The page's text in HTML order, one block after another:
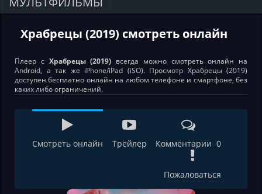
Храбрецы (2019) смотреть онлайн
Плеер с Храбрецы (2019) всегда можно смотреть онлайн на
Android, а так же iPhone/iPad (iSO). Просмотр Храбрецы (2019)
доступен бесплатно онлайн на любом телефоне и смартфоне, без
каких либо ограничений.
Смотреть онлайн Трейлер Комментарии 0
Пожаловаться